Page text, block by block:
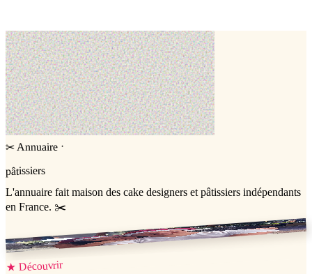
Cake design
✂ Annuaire ·
pâtissiers
L'annuaire fait maison des cake designers et pâtissiers indépendants
en France. ✂️
Jessica & Jérémy ♡
★ Découvrir